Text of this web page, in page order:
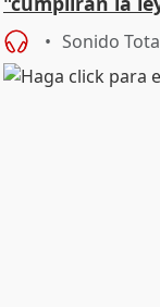
Sonido